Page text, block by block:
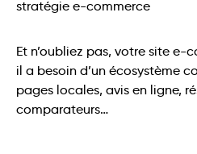
Et n’oubliez pas, votre site e-
il a besoin d’un écosystème
pages locales, avis en ligne,
comparateurs…